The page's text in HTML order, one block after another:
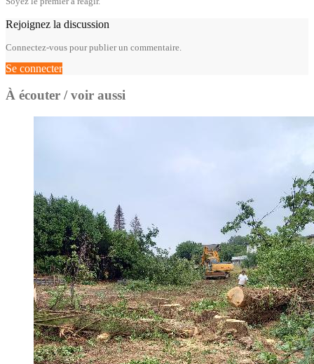
Rejoignez la discussion
Connectez-vous pour publier un commentaire.
Se connecter
À écouter / voir aussi